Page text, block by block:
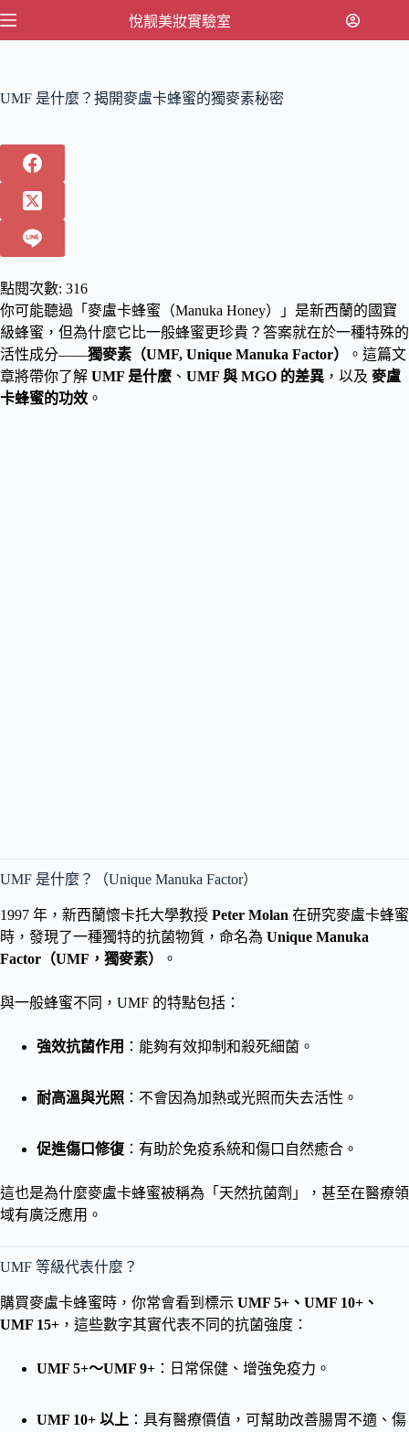
跳
內
悅靓美妝實驗室
UMF 是什麼？揭開麥盧卡蜂蜜的獨麥素秘密
點閱次數: 316
你可能聽過「麥盧卡蜂蜜（Manuka Honey）」是新西蘭的國寶
級蜂蜜，但為什麼它比一般蜂蜜更珍貴？答案就在於一種特殊的
活性成分——獨麥素（UMF, Unique Manuka Factor）
。這篇文
章將帶你了解 UMF 是什麼 、 UMF 與 MGO 的差異 ，以及 麥盧
卡蜂蜜的功效 。
UMF 是什麼？（Unique Manuka Factor）
1997 年，新西蘭懷卡托大學教授 Peter Molan 在研究麥盧卡蜂蜜
時，發現了一種獨特的抗菌物質，命名為 Unique Manuka
Factor（UMF，獨麥素）
。
與一般蜂蜜不同，UMF 的特點包括：
強效抗菌作用 ：能夠有效抑制和殺死細菌。
耐高溫與光照 ：不會因為加熱或光照而失去活性。
促進傷口修復 ：有助於免疫系統和傷口自然癒合。
這也是為什麼麥盧卡蜂蜜被稱為「天然抗菌劑」，甚至在醫療領
域有廣泛應用。
UMF 等級代表什麼？
購買麥盧卡蜂蜜時，你常會看到標示 UMF 5+、UMF 10+、
UMF 15+ ，這些數字其實代表不同的抗菌強度：
UMF 5+～UMF 9+ ：日常保健、增強免疫力。
UMF 10+ 以上 ：具有醫療價值，可幫助改善腸胃不適、傷